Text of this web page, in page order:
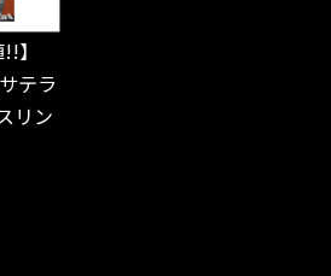
】
テラ
リン